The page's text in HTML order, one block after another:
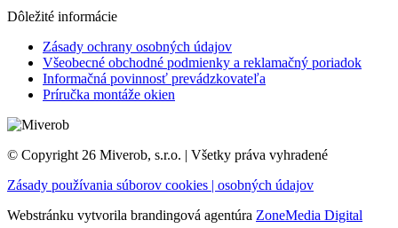
Dôležité informácie
Zásady ochrany osobných údajov
Všeobecné obchodné podmienky a reklamačný poriadok
Informačná povinnosť prevádzkovateľa
Príručka montáže okien
© Copyright 26 Miverob, s.r.o. | Všetky práva vyhradené
Zásady používania súborov cookies | osobných údajov
Webstránku vytvorila brandingová agentúra ZoneMedia Digital